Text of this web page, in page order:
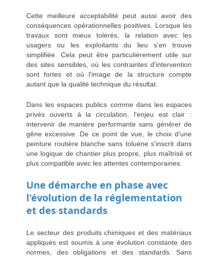
Cette meilleure acceptabilité peut aussi avoir des
conséquences opérationnelles positives. Lorsque les
travaux sont mieux tolérés, la relation avec les
usagers ou les exploitants du lieu s'en trouve
simplifiée. Cela peut être particulièrement utile sur
des sites sensibles, où les contraintes d'intervention
sont fortes et où l'image de la structure compte
autant que la qualité technique du résultat.
Dans les espaces publics comme dans les espaces
privés ouverts à la circulation, l'enjeu est clair :
intervenir de manière performante sans générer de
gêne excessive. De ce point de vue, le choix d'une
peinture routière blanche sans toluène s'inscrit dans
une logique de chantier plus propre, plus maîtrisé et
plus compatible avec les attentes contemporaines.
Une démarche en phase avec
l'évolution de la réglementation
et des standards
Le secteur des produits chimiques et des matériaux
appliqués est soumis à une évolution constante des
normes, des obligations et des standards. Sans